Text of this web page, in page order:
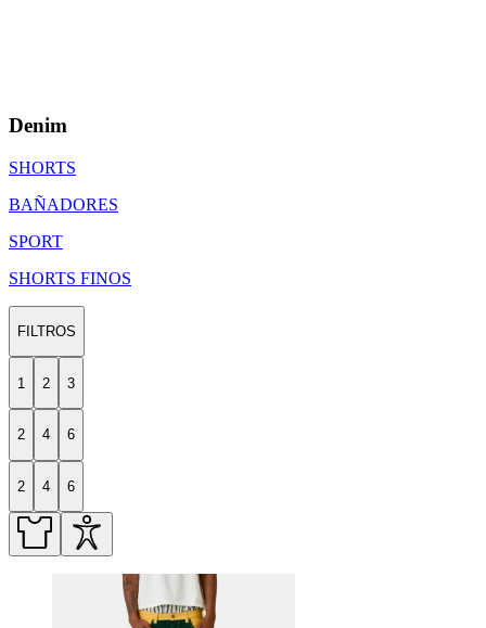
Denim
SHORTS
BAÑADORES
SPORT
SHORTS FINOS
FILTROS
1 2 3
2 4 6
2 4 6